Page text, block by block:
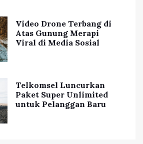
Video Drone Terbang di
Atas Gunung Merapi
Viral di Media Sosial
Telkomsel Luncurkan
Paket Super Unlimited
untuk Pelanggan Baru